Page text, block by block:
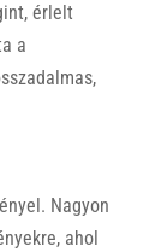
érlelt
a
Nagyon
ahol